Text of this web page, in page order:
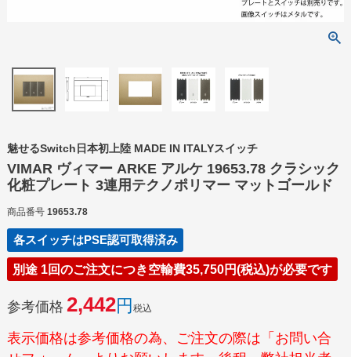
魅せるSwitch日本初上陸 MADE IN ITALYスイッチ
VIMAR ヴィマー ARKE アルケ 19653.78 クラシック
化粧プレート 3連用テクノポリマー マットゴールド
商品番号 19653.78
各スイッチはPSE認可取得済み
別途 1回のご注文につき空輸費35,750円(税込)が必要です
参考価格 2,442 税込
表示価格は参考価格の為、ご注文の際は「お問い合